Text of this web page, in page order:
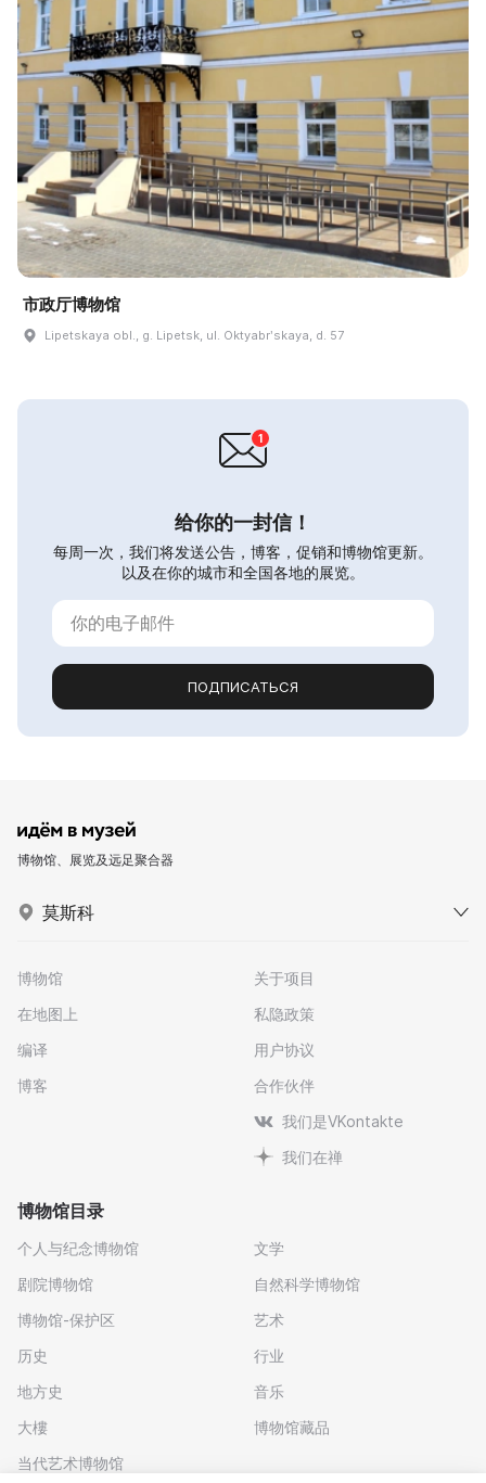
市政厅博物馆
Lipetskaya obl., g. Lipetsk, ul. Oktyabrʹskaya, d. 57
给你的一封信！
每周一次，我们将发送公告，博客，促销和博物馆更新。
以及在你的城市和全国各地的展览。
ПОДПИСАТЬСЯ
博物馆、展览及远足聚合器
莫斯科
博物馆
在地图上
编译
博客
关于项目
私隐政策
用户协议
合作伙伴
我们是VKontakte
我们在禅
博物馆目录
个人与纪念博物馆
剧院博物馆
博物馆-保护区
历史
地方史
大樓
当代艺术博物馆
文学
自然科学博物馆
艺术
行业
音乐
博物馆藏品